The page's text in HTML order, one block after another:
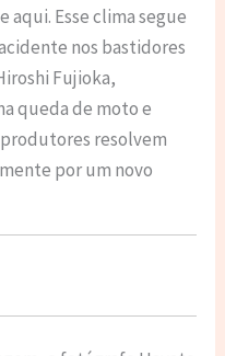
aqui. Esse clima segue
nos bastidores
Fujioka,
queda de moto e
resolvem
por um novo